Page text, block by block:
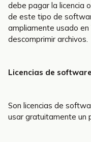
debe pagar la licencia
de este tipo de
ampliamente usado
descomprimir archivos.
Licencias de
Son licencias de
usar gratuitamente un